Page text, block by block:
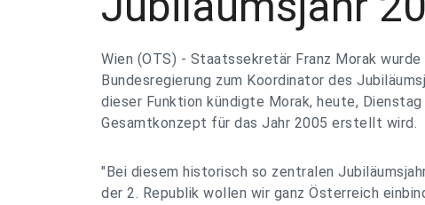
Wien (OTS) - Staatssekretär Franz Morak wurde
Bundesregierung zum Koordinator des
dieser Funktion kündigte Morak, heute,
Gesamtkonzept für das Jahr 2005 erstellt wird.
"Bei diesem historisch so zentralen
der 2. Republik wollen wir ganz Österreich